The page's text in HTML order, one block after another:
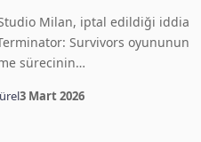
Milan, iptal edildiği iddia
Survivors oyununun
sürecinin…
3 Mart 2026